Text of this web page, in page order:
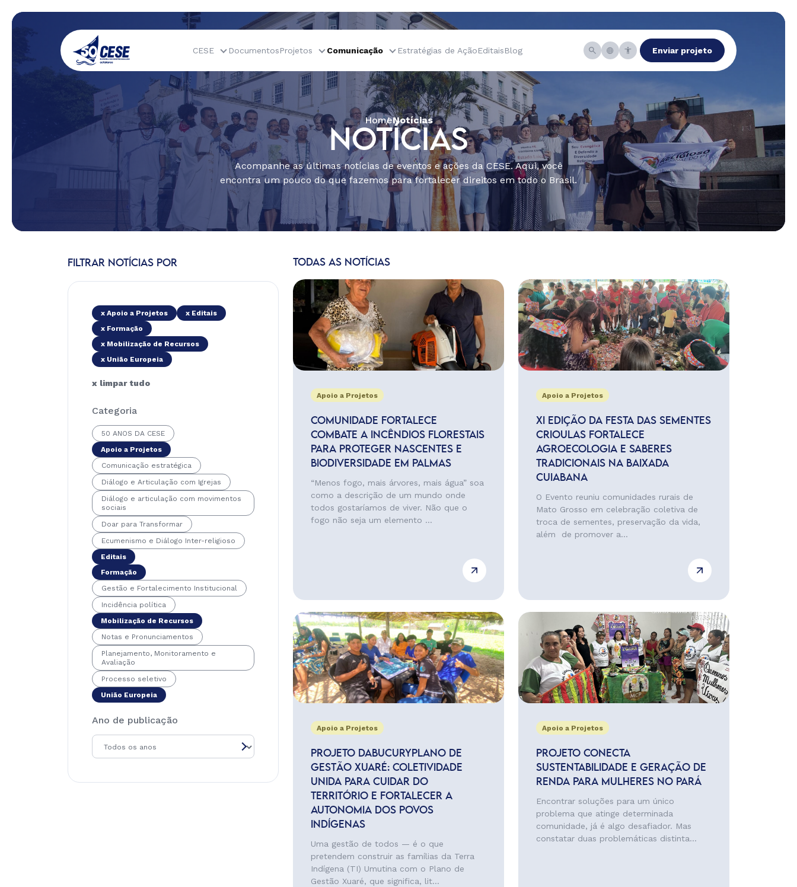
CESE DocumentosProjetos Comunicação Estratégias de AçãoEditaisBlog Enviar projeto
HomeNotícias
NOTÍCIAS
Acompanhe as últimas notícias de eventos e ações da CESE. Aqui, você
encontra um pouco do que fazemos para fortalecer direitos em todo o Brasil.
FILTRAR NOTÍCIAS POR
x Apoio a Projetos
x Editais
x Formação
x Mobilização de Recursos
x União Europeia
x limpar tudo
Categoria
50 ANOS DA CESE
Apoio a Projetos
Comunicação estratégica
Diálogo e Articulação com Igrejas
Diálogo e articulação com movimentos
sociais
Doar para Transformar
Ecumenismo e Diálogo Inter-religioso
Editais
Formação
Gestão e Fortalecimento Institucional
Incidência política
Mobilização de Recursos
Notas e Pronunciamentos
Planejamento, Monitoramento e
Avaliação
Processo seletivo
União Europeia
Ano de publicação
TODAS AS NOTÍCIAS
Apoio a Projetos
COMUNIDADE FORTALECE
COMBATE A INCÊNDIOS FLORESTAIS
PARA PROTEGER NASCENTES E
BIODIVERSIDADE EM PALMAS
“Menos fogo, mais árvores, mais água” soa
como a descrição de um mundo onde
todos gostaríamos de viver. Não que o
fogo não seja um elemento ...
Apoio a Projetos
XI EDIÇÃO DA FESTA DAS SEMENTES
CRIOULAS FORTALECE
AGROECOLOGIA E SABERES
TRADICIONAIS NA BAIXADA
CUIABANA
O Evento reuniu comunidades rurais de
Mato Grosso em celebração coletiva de
troca de sementes, preservação da vida,
além de promover a...
Apoio a Projetos
PROJETO DABUCURYPLANO DE
GESTÃO XUARÉ: COLETIVIDADE
UNIDA PARA CUIDAR DO
TERRITÓRIO E FORTALECER A
AUTONOMIA DOS POVOS
INDÍGENAS
Uma gestão de todos — é o que
pretendem construir as famílias da Terra
Indígena (TI) Umutina com o Plano de
Gestão Xuaré, que significa, lit...
Apoio a Projetos
PROJETO CONECTA
SUSTENTABILIDADE E GERAÇÃO DE
RENDA PARA MULHERES NO PARÁ
Encontrar soluções para um único
problema que atinge determinada
comunidade, já é algo desafiador. Mas
constatar duas problemáticas distinta...